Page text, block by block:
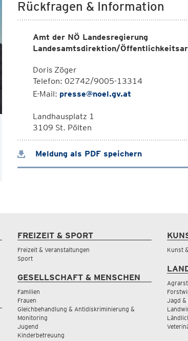
Rückfragen & Information
Amt der NÖ Landesregierung
Landesamtsdirektion/
Doris Zöger
Telefon: 02742/9005-13314
E-Mail: presse@noel.gv.at
Landhausplatz 1
3109 St. Pölten
Meldung als PDF speichern
FREIZEIT & SPORT
Freizeit & Veranstaltungen
Sport
GESELLSCHAFT & MENSCHEN
Familien
Frauen
Gleichbehandlung & Antidiskriminierung &
Monitoring
Jugend
Kinderbetreuung
Kunst
Jagd &